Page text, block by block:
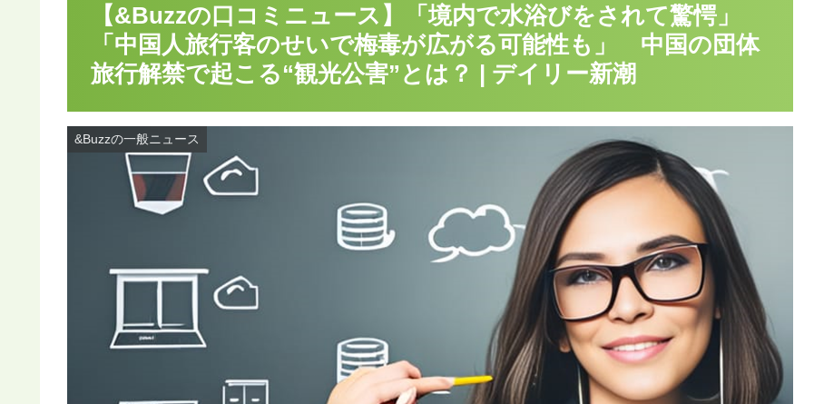
【&Buzzの口コミニュース】「境内で水浴びをされて驚愕」
「中国人旅行客のせいで梅毒が広がる可能性も」 中国の団体
旅行解禁で起こる“観光公害”とは？ | デイリー新潮
&Buzzの一般ニュース